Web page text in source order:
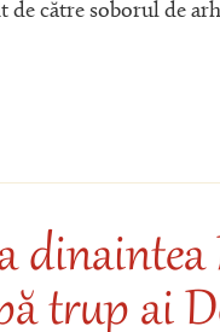
de către soborul de
trup ai